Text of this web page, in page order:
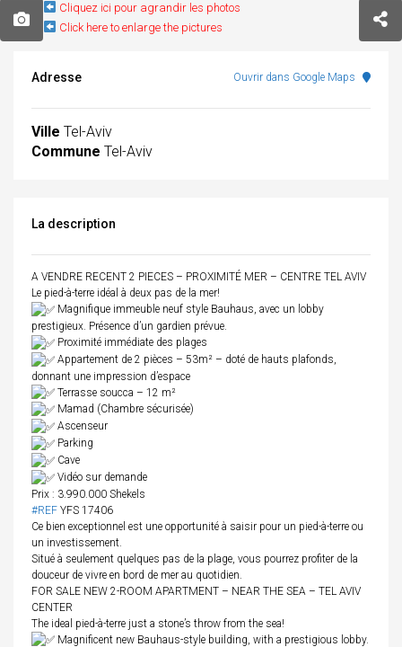
Cliquez ici pour agrandir les photos
Click here to enlarge the pictures
Adresse Ouvrir dans Google Maps
Ville Tel-Aviv
Commune Tel-Aviv
La description
A VENDRE RECENT 2 PIECES – PROXIMITÉ MER – CENTRE TEL AVIV
Le pied-à-terre idéal à deux pas de la mer!
Magnifique immeuble neuf style Bauhaus, avec un lobby
prestigieux. Présence d’un gardien prévue.
Proximité immédiate des plages
Appartement de 2 pièces – 53m² – doté de hauts plafonds,
donnant une impression d’espace
Terrasse soucca – 12 m²
Mamad (Chambre sécurisée)
Ascenseur
Parking
Cave
Vidéo sur demande
Prix : 3.990.000 Shekels
#REF YFS 17406
Ce bien exceptionnel est une opportunité à saisir pour un pied-à-terre ou
un investissement.
Situé à seulement quelques pas de la plage, vous pourrez profiter de la
douceur de vivre en bord de mer au quotidien.
FOR SALE NEW 2-ROOM APARTMENT – NEAR THE SEA – TEL AVIV
CENTER
The ideal pied-à-terre just a stone’s throw from the sea!
Magnificent new Bauhaus-style building, with a prestigious lobby.